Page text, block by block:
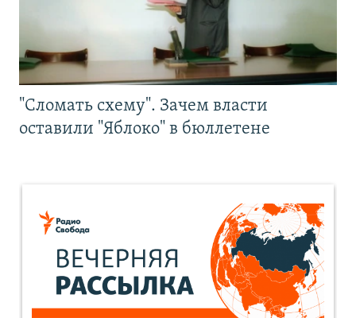
"Сломать схему". Зачем власти
оставили "Яблоко" в бюллетене